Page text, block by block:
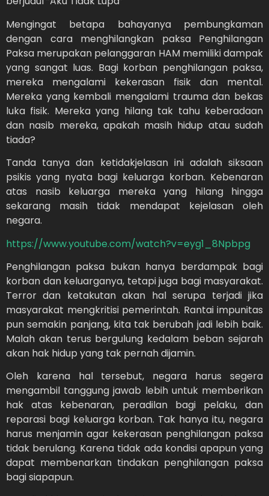
Mengingat betapa bahayanya pembungkaman
dengan cara menghilangkan paksa Penghilangan
Paksa merupakan pelanggaran HAM memiliki dampak
yang sangat luas. Bagi korban penghilangan paksa,
mereka mengalami kekerasan fisik dan mental.
Mereka yang kembali mengalami trauma dan bekas
luka fisik. Mereka yang hilang tak tahu keberadaan
dan nasib mereka, apakah masih hidup atau sudah
tiada?
Tanda tanya dan ketidakjelasan ini adalah siksaan
psikis yang nyata bagi keluarga korban. Kebenaran
atas nasib keluarga mereka yang hilang hingga
sekarang masih tidak mendapat kejelasan oleh
negara.
https://www.youtube.com/watch?v=eyg1_8Npbpg
Penghilangan paksa bukan hanya berdampak bagi
korban dan keluarganya, tetapi juga bagi masyarakat.
Terror dan ketakutan akan hal serupa terjadi jika
masyarakat mengkritisi pemerintah. Rantai impunitas
pun semakin panjang, kita tak berubah jadi lebih baik.
Malah akan terus bergulung kedalam beban sejarah
akan hak hidup yang tak pernah dijamin.
Oleh karena hal tersebut, negara harus segera
mengambil tanggung jawab lebih untuk memberikan
hak atas kebenaran, peradilan bagi pelaku, dan
reparasi bagi keluarga korban. Tak hanya itu, negara
harus menjamin agar kekerasan penghilangan paksa
tidak berulang. Karena tidak ada kondisi apapun yang
dapat membenarkan tindakan penghilangan paksa
bagi siapapun.